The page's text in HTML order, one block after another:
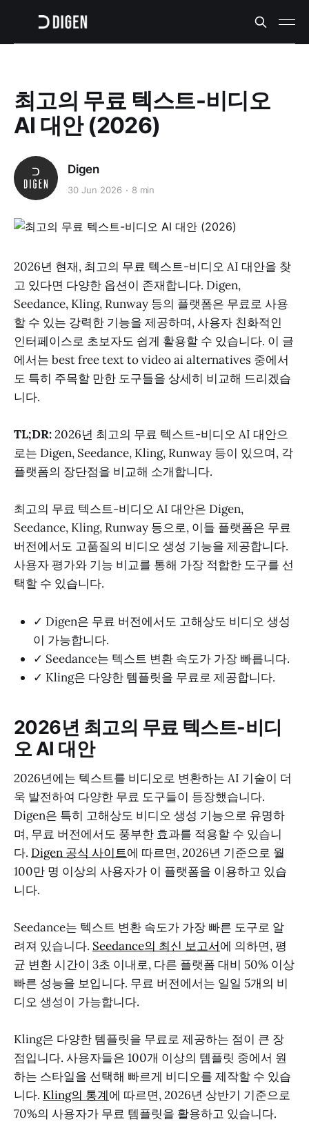
최고의 무료 텍스트-비디오
AI 대안 (2026)
Digen
30 Jun 2026 8 min
2026년 현재, 최고의 무료 텍스트-비디오 AI 대안을 찾
고 있다면 다양한 옵션이 존재합니다. Digen,
Seedance, Kling, Runway 등의 플랫폼은 무료로 사용
할 수 있는 강력한 기능을 제공하며, 사용자 친화적인
인터페이스로 초보자도 쉽게 활용할 수 있습니다. 이 글
에서는 best free text to video ai alternatives 중에서
도 특히 주목할 만한 도구들을 상세히 비교해 드리겠습
니다.
TL;DR:2026년 최고의 무료 텍스트-비디오 AI 대안으
로는 Digen, Seedance, Kling, Runway 등이 있으며, 각
플랫폼의 장단점을 비교해 소개합니다.
최고의 무료 텍스트-비디오 AI 대안은 Digen,
Seedance, Kling, Runway 등으로, 이들 플랫폼은 무료
버전에서도 고품질의 비디오 생성 기능을 제공합니다.
사용자 평가와 기능 비교를 통해 가장 적합한 도구를 선
택할 수 있습니다.
✓ Digen은 무료 버전에서도 고해상도 비디오 생성
이 가능합니다.
✓ Seedance는 텍스트 변환 속도가 가장 빠릅니다.
✓ Kling은 다양한 템플릿을 무료로 제공합니다.
2026년 최고의 무료 텍스트-비디
오 AI 대안
2026년에는 텍스트를 비디오로 변환하는 AI 기술이 더
욱 발전하여 다양한 무료 도구들이 등장했습니다.
Digen은 특히 고해상도 비디오 생성 기능으로 유명하
며, 무료 버전에서도 풍부한 효과를 적용할 수 있습니
다. Digen 공식 사이트에 따르면, 2026년 기준으로 월
100만 명 이상의 사용자가 이 플랫폼을 이용하고 있습
니다.
Seedance는 텍스트 변환 속도가 가장 빠른 도구로 알
려져 있습니다. Seedance의 최신 보고서에 의하면, 평
균 변환 시간이 3초 이내로, 다른 플랫폼 대비 50% 이상
빠른 성능을 보입니다. 무료 버전에서는 일일 5개의 비
디오 생성이 가능합니다.
Kling은 다양한 템플릿을 무료로 제공하는 점이 큰 장
점입니다. 사용자들은 100개 이상의 템플릿 중에서 원
하는 스타일을 선택해 빠르게 비디오를 제작할 수 있습
니다. Kling의 통계에 따르면, 2026년 상반기 기준으로
70%의 사용자가 무료 템플릿을 활용하고 있습니다.